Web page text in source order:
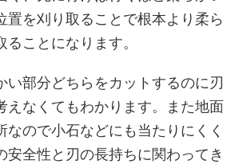
置を刈り取ることで根本より柔ら
ことになります。
い部分どちらをカットするのに刃
えなくてもわかります。また地面
なので小石などにも当たりにくく
安全性と刃の長持ちに関わってき